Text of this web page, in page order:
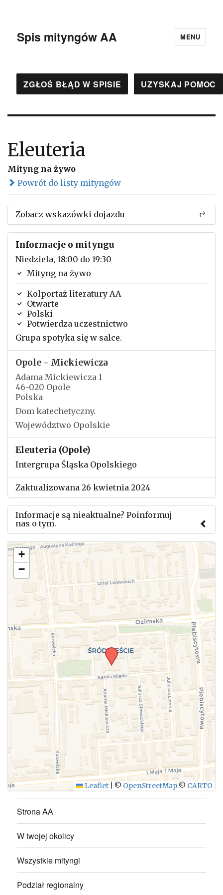
Spis mityngów AA MENU
ZGŁOŚ BŁĄD W SPISIE UZYSKAJ POMOC
Eleuteria
Mityng na żywo
Powrót do listy mityngów
Zobacz wskazówki dojazdu
Informacje o mityngu
Niedziela, 18:00 do 19:30
Mityng na żywo
Kolportaż literatury AA
Otwarte
Polski
Potwierdza uczestnictwo
Grupa spotyka się w salce.
Opole - Mickiewicza
Adama Mickiewicza 1
46-020 Opole
Polska
Dom katechetyczny.
Województwo Opolskie
Eleuteria (Opole)
Intergrupa Śląska Opolskiego
Zaktualizowana 26 kwietnia 2024
Informacje są nieaktualne? Poinformuj
nas o tym.
Użyj tego formularza aby przesłać informację o
zmianach w powyższym mityngu.
WYŚLIJ
+
−
Leaflet © OpenStreetMap © CARTO
Strona AA
W twojej okolicy
Wszystkie mityngi
Podział regionalny